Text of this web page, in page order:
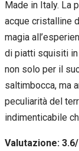
Made in Italy. La
acque cristalline
magia
di piatti squisiti in
non solo per il
saltimbocca, ma
peculiarità del
indimenticabile
Valutazione: